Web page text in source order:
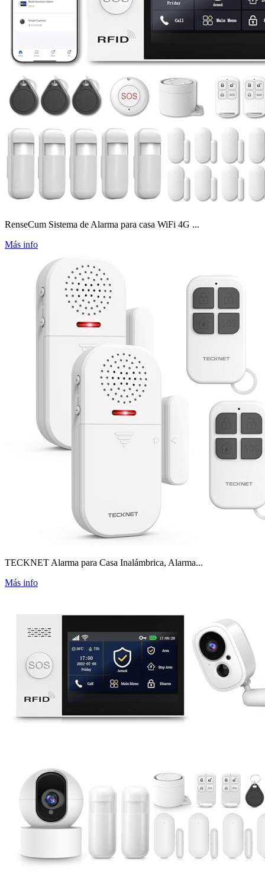
RenseCum Sistema de Alarma para casa WiFi 4G ...
Más info
TECKNET Alarma para Casa Inalámbrica, Alarma...
Más info